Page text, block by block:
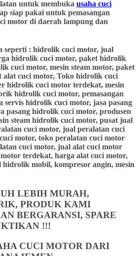
untuk membuka usaha cuci
siap pakai untuk pemasangan
motor di daerah lampung dan
seperti : hidrolik cuci motor, jual
hidrolik cuci motor, paket hidrolik
cuci motor, mesin steam motor, paket
alat cuci motor, Toko hidrolik cuci
hidrolik cuci motor terdekat, mesin
hidrolik cuci motor, pemasangan
servis hidrolik cuci motor, jasa pasang
pasang hidrolik cuci motor, produsen
steam hidrolik cuci motor, pusat jual
cuci motor, jual peralatan cuci
motor, toko peralatan cuci motor
cuci motor, jual alat cuci motor
terdekat, harga alat cuci motor,
hidrolik mobil, kompresor angin, mesin
LEBIH MURAH,
PRODUK KAMI
BERGARANSI, SPARE
!!!
CUCI MOTOR DARI